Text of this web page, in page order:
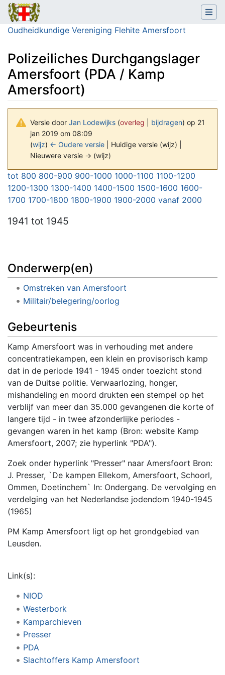
Oudheidkundige Vereniging Flehite Amersfoort
Polizeiliches Durchgangslager
Amersfoort (PDA / Kamp
Amersfoort)
Versie door Jan Lodewijks (overleg bijdragen) op 21
jan 2019 om 08:09
(wijz) ← Oudere versie | Huidige versie (wijz) |
Nieuwere versie → (wijz)
Ga naar: navigatie ,zoeken
tot 800 800-900 900-1000 1000-1100 1100-1200
1200-1300 1300-1400 1400-1500 1500-1600 1600-
1700 1700-1800 1800-1900 1900-2000 vanaf 2000
1941 tot 1945
Onderwerp(en)
Omstreken van Amersfoort
Militair/belegering/oorlog
Gebeurtenis
Kamp Amersfoort was in verhouding met andere
concentratiekampen, een klein en provisorisch kamp
dat in de periode 1941 - 1945 onder toezicht stond
van de Duitse politie. Verwaarlozing, honger,
mishandeling en moord drukten een stempel op het
verblijf van meer dan 35.000 gevangenen die korte of
langere tijd - in twee afzonderlijke periodes -
gevangen waren in het kamp (Bron: website Kamp
Amersfoort, 2007; zie hyperlink "PDA").
Zoek onder hyperlink "Presser" naar Amersfoort Bron:
J. Presser, `De kampen Ellekom, Amersfoort, Schoorl,
Ommen, Doetinchem` In: Ondergang. De vervolging en
verdelging van het Nederlandse jodendom 1940-1945
(1965)
PM Kamp Amersfoort ligt op het grondgebied van
Leusden.
Link(s):
NIOD
Westerbork
Kamparchieven
Presser
PDA
Slachtoffers Kamp Amersfoort